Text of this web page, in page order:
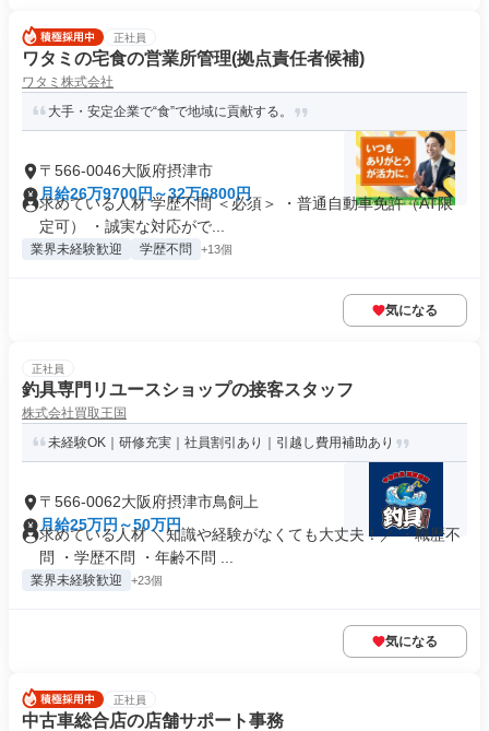
正社員
ワタミの宅食の営業所管理(拠点責任者候補)
ワタミ株式会社
大手・安定企業で“食”で地域に貢献する。
〒566-0046大阪府摂津市
月給26万9700円～32万6800円
求めている人材 学歴不問 ＜必須＞ ・普通自動車免許（AT限
定可） ・誠実な対応がで...
業界未経験歓迎 学歴不問 +13個
気になる
正社員
釣具専門リユースショップの接客スタッフ
株式会社買取王国
未経験OK｜研修充実｜社員割引あり｜引越し費用補助あり
〒566-0062大阪府摂津市鳥飼上
月給25万円～50万円
求めている人材 ＼知識や経験がなくても大丈夫！／ ・職歴不
問 ・学歴不問 ・年齢不問 ...
業界未経験歓迎 +23個
気になる
正社員
中古車総合店の店舗サポート事務